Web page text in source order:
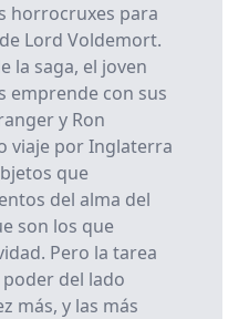
horrocruxes para
Lord Voldemort.
la saga, el joven
emprende con sus
y Ron
viaje por Inglaterra
que
del alma del
son los que
Pero la tarea
del lado
más, y las más